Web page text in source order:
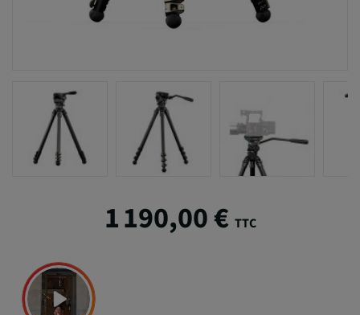
1 190,00 € TTC